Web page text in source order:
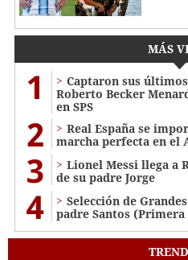
MÁS
1
Captaron sus
Roberto Becker
en SPS
2
Real España se
marcha perfecta en el
3
Lionel Messi llega a
de su padre Jorge
4
Selección de
padre Santos